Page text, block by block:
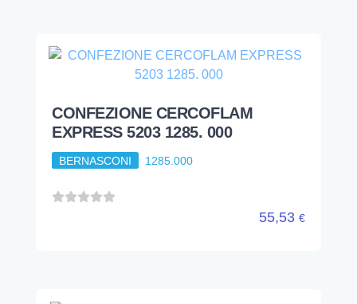
CONFEZIONE CERCOFLAM
EXPRESS 5203 1285. 000
BERNASCONI 1285.000
55,53 €